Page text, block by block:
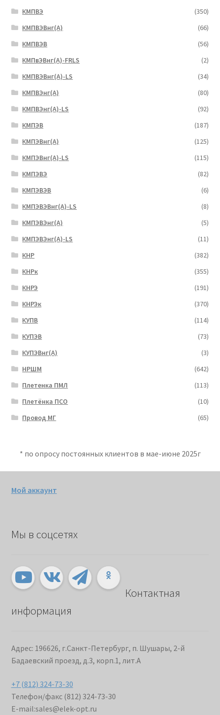
КМПВЭ
(350)
КМПВЭBнг(А)
(66)
КМПВЭВ
(56)
КМПвЭВнг(А)-FRLS
(2)
КМПВЭВнг(А)-LS
(34)
КМПВЭнг(А)
(80)
КМПВЭнг(А)-LS
(92)
КМПЭВ
(187)
КМПЭВнг(А)
(125)
КМПЭВнг(А)-LS
(115)
КМПЭВЭ
(82)
КМПЭВЭВ
(6)
КМПЭВЭВнг(А)-LS
(8)
КМПЭВЭнг(А)
(5)
КМПЭВЭнг(А)-LS
(11)
КНР
(382)
КНРк
(355)
КНРЭ
(191)
КНРЭк
(370)
КУПВ
(114)
КУПЭВ
(73)
КУПЭВнг(А)
(3)
НРШМ
(642)
Плетенка ПМЛ
(113)
Плетёнка ПСО
(10)
Провод МГ
(65)
* по опросу постоянных клиентов в мае-июне 2025г
Мой аккаунт
Мы в соцсетях
Контактная
информация
Адрес: 196626, г.Санкт-Петербург, п. Шушары, 2-й
Бадаевский проезд, д.3, корп.1, лит.А
+7 (812) 324-73-30
Телефон/факс (812) 324-73-30
E-mail:sales@elek-opt.ru